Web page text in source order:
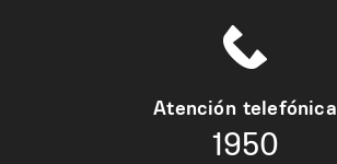
Atención telefónica
1950